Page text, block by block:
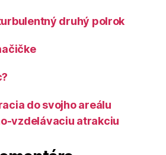
druhý polrok
do svojho areálu
vzdelávaciu atrakciu